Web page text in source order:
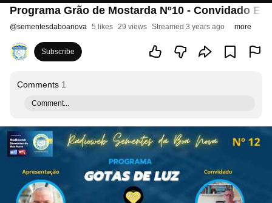
Programa Grão de Mostarda Nº10 - Convidado
@sementesdaboanova 5 likes 29 views Streamed 3 years ago more
Subscribe
Comments 1
Comment...